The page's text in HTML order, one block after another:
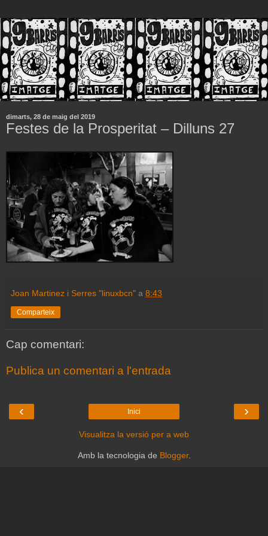
dimarts, 28 de maig del 2019
Festes de la Prosperitat – Dilluns 27
Joan Martinez i Serres "linuxbcn" a 8:43
Comparteix
Cap comentari:
Publica un comentari a l'entrada
‹ ›
Inici
Visualitza la versió per a web
Amb la tecnologia de Blogger.